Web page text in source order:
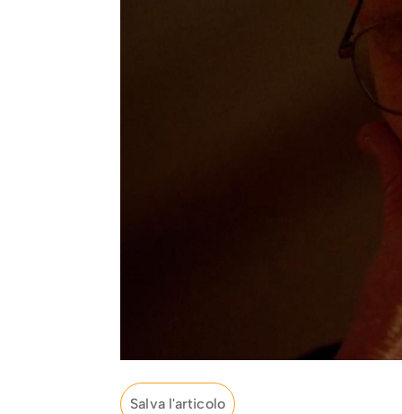
Salva l'articolo